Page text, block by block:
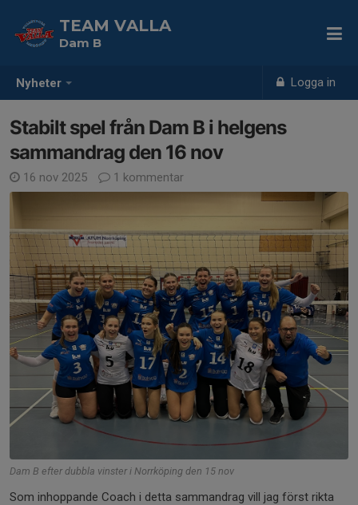
Nyheter Logga in
TEAM VALLA
Dam B
Stabilt spel från Dam B i helgens
sammandrag den 16 nov
16 nov 2025 1 kommentar
Dam B efter dubbla vinster i Norrköping den 15 nov
Som inhoppande Coach i detta sammandrag vill jag först rikta